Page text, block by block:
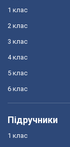
1 клас
2 клас
3 клас
4 клас
5 клас
6 клас
Підручники
1 клас